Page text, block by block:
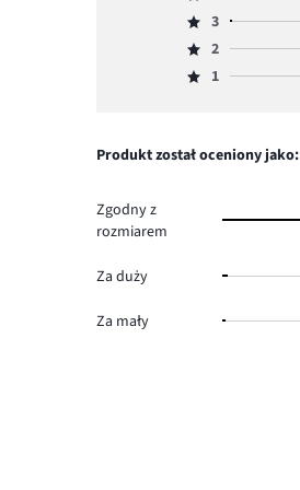
ilość
głosów
4,
ilość
głosów
Ocena
3,
ilość
3
Ocena
2,
0.
2
Ocena
głosów
1
Produkt został oceniony jako:
Zgodny z
rozmiarem
Za duży
Za mały